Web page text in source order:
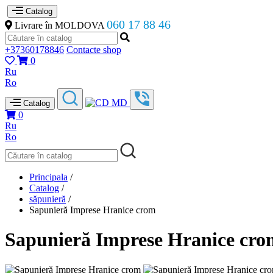
Catalog
Livrare în MOLDOVA 060 17 88 46
+37360178846 Contacte shop
0
Ru
Ro
Catalog
0
Ru
Ro
Principala /
Catalog /
săpunieră /
Sapunieră Imprese Hranice crom
Sapunieră Imprese Hranice